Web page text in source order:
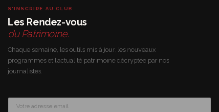
S’INSCRIRE AU CLUB
Les Rendez-vous
du Patrimoine.
Chaque semaine, les outils mis à jour, les nouveaux
programmes et l’actualité patrimoine décryptée par nos
journalistes.